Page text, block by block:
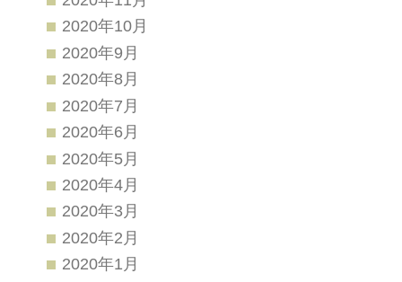
2020年10月
2020年9月
2020年8月
2020年7月
2020年6月
2020年5月
2020年4月
2020年3月
2020年2月
2020年1月